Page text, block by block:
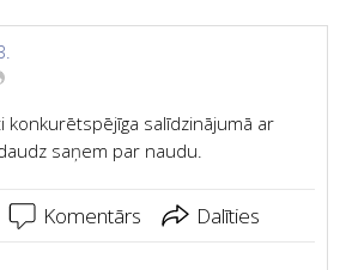
konkurētspējīga salīdzinājumā ar
saņem par naudu.
Komentārs Dalīties